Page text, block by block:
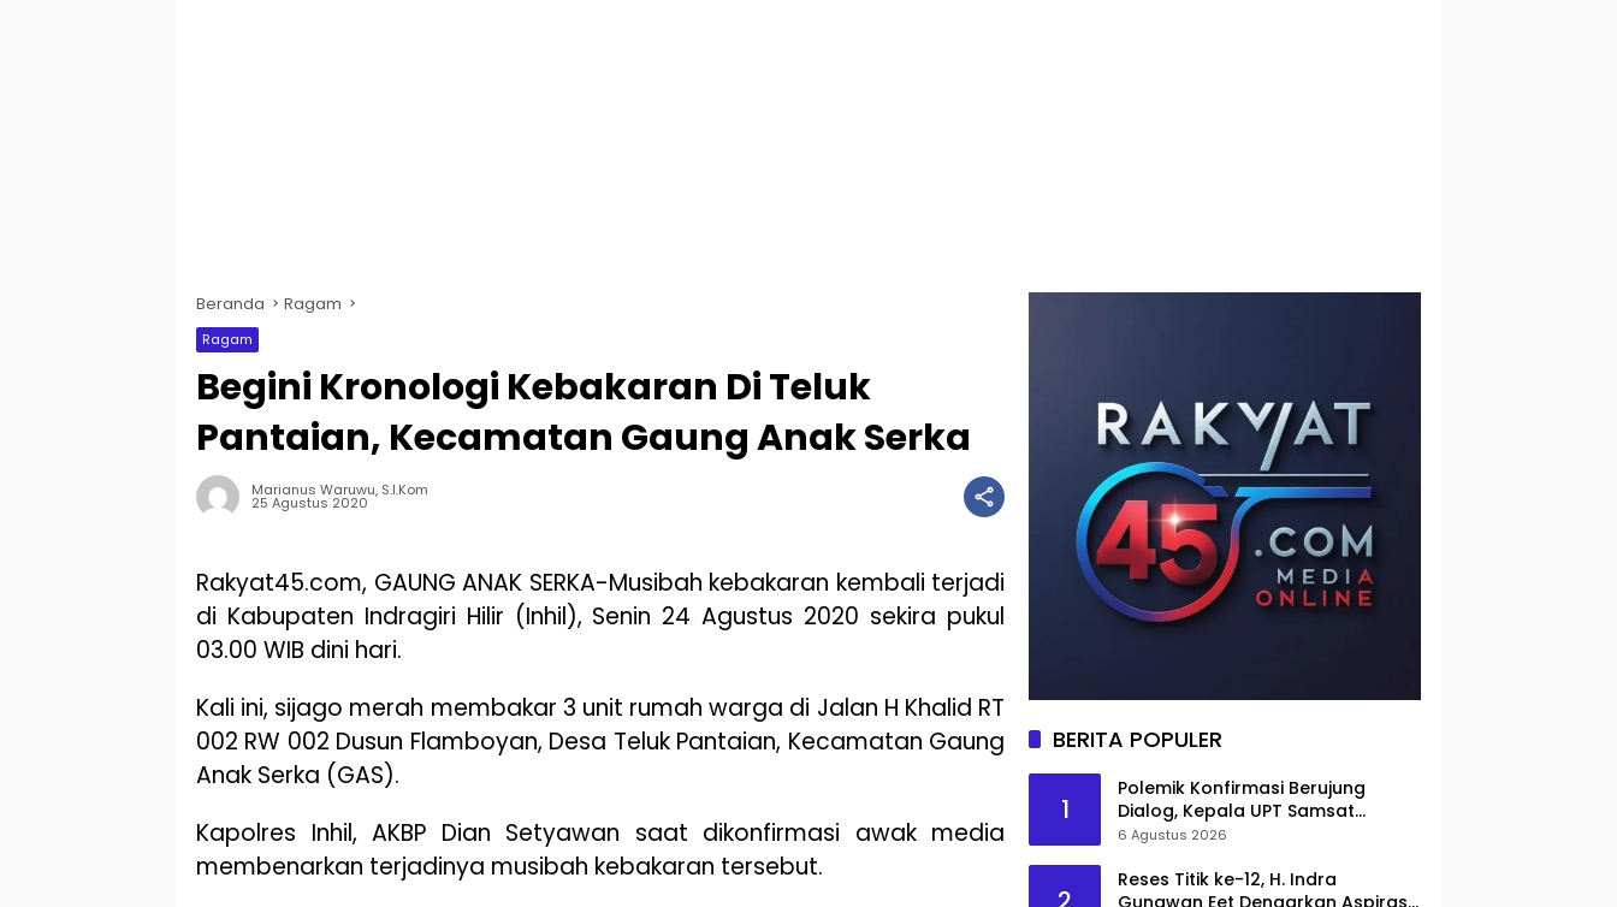
Beranda Ragam
Ragam
Begini Kronologi Kebakaran Di Teluk
Pantaian, Kecamatan Gaung Anak Serka
Marianus Waruwu, S.I.Kom
25 Agustus 2020
Rakyat45.com, GAUNG ANAK SERKA-Musibah kebakaran kembali terjadi
di Kabupaten Indragiri Hilir (Inhil), Senin 24 Agustus 2020 sekira pukul
03.00 WIB dini hari.
Kali ini, sijago merah membakar 3 unit rumah warga di Jalan H Khalid RT
002 RW 002 Dusun Flamboyan, Desa Teluk Pantaian, Kecamatan Gaung
Anak Serka (GAS).
Kapolres Inhil, AKBP Dian Setyawan saat dikonfirmasi awak media
membenarkan terjadinya musibah kebakaran tersebut.
BERITA POPULER
1
Polemik Konfirmasi Berujung
Dialog, Kepala UPT Samsat
Bengkalis Minta Maaf
6 Agustus 2026
Reses Titik ke-12, H. Indra
Gunawan Eet Dengarkan Aspirasi